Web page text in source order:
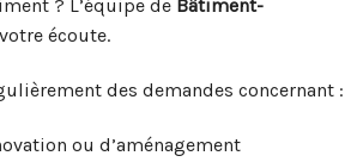
? L’équipe de Bâtiment-
écoute.
des demandes concernant :
ou d’aménagement